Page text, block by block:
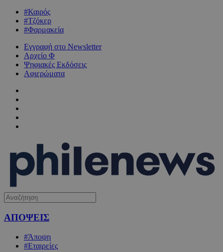
#Καιρός
#Τζόκερ
#Φαρμακεία
Εγγραφή στο Newsletter
Αρχείο Φ
Ψηφιακές Εκδόσεις
Αφιερώματα
ΑΠΟΨΕΙΣ
#Άποψη
#Εταιρείες